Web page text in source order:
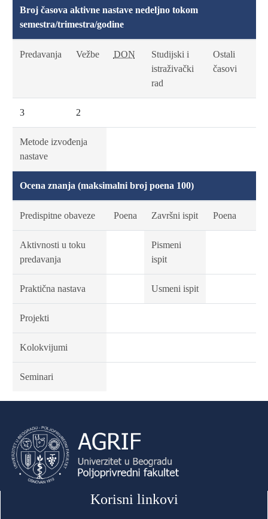
Broj časova aktivne nastave nedeljno tokom
semestra/trimestra/godine
Predavanja Vežbe DON
Studijski i
istraživački
rad
Ostali
časovi
3 2
Metode izvođenja
nastave
Ocena znanja (maksimalni broj poena 100)
Predispitne obaveze Poena Završni ispit Poena
Aktivnosti u toku
predavanja
Pismeni
ispit
Praktična nastava Usmeni ispit
Projekti
Kolokvijumi
Seminari
Korisni linkovi